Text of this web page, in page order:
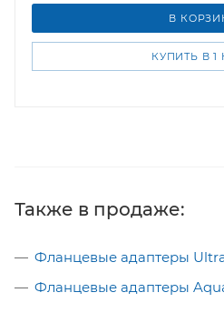
В
КУПИТЬ В 1
Также в продаже:
Фланцевые адаптеры
Фланцевые адаптеры